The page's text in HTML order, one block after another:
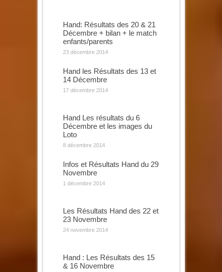
Hand: Résultats des 20 & 21
Décembre + bilan + le match
enfants/parents
23 décembre 2014
Hand les Résultats des 13 et
14 Décembre
17 décembre 2014
Hand Les résultats du 6
Décembre et les images du
Loto
8 décembre 2014
Infos et Résultats Hand du 29
Novembre
1 décembre 2014
Les Résultats Hand des 22 et
23 Novembre
24 novembre 2014
Hand : Les Résultats des 15
& 16 Novembre